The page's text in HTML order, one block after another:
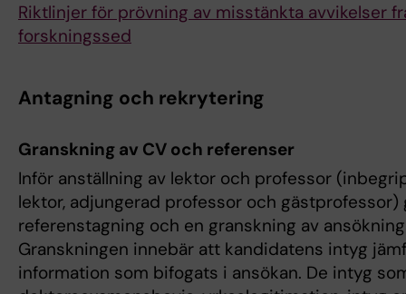
Riktlinjer för prövning av misstänkta avvikelser
forskningssed
Antagning och rekrytering
Granskning av CV och referenser
Inför anställning av lektor och professor
lektor, adjungerad professor och gästprofessor)
referenstagning och en granskning av
Granskningen innebär att kandidatens intyg
information som bifogats i ansökan. De intyg